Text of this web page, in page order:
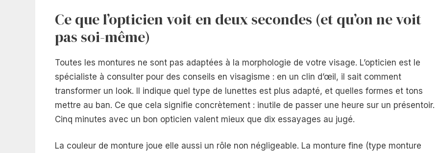
Ce que l’opticien voit en deux secondes (et qu’on ne voit
pas soi-même)
Toutes les montures ne sont pas adaptées à la morphologie de votre visage. L’opticien est le
spécialiste à consulter pour des conseils en visagisme : en un clin d’œil, il sait comment
transformer un look. Il indique quel type de lunettes est plus adapté, et quelles formes et tons
mettre au ban. Ce que cela signifie concrètement : inutile de passer une heure sur un présentoir.
Cinq minutes avec un bon opticien valent mieux que dix essayages au jugé.
La couleur de monture joue elle aussi un rôle non négligeable. La monture fine (type monture